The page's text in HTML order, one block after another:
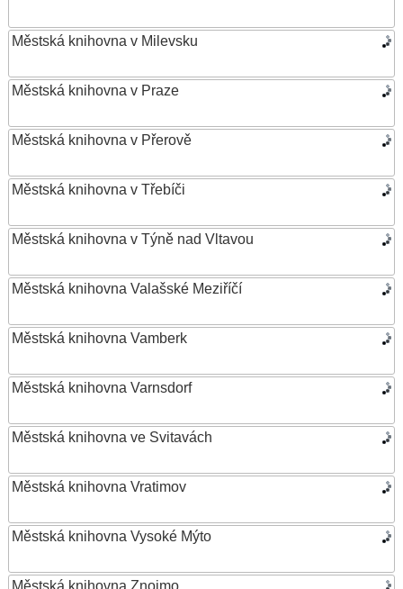
Městská knihovna v Milevsku
Městská knihovna v Praze
Městská knihovna v Přerově
Městská knihovna v Třebíči
Městská knihovna v Týně nad Vltavou
Městská knihovna Valašské Meziříčí
Městská knihovna Vamberk
Městská knihovna Varnsdorf
Městská knihovna ve Svitavách
Městská knihovna Vratimov
Městská knihovna Vysoké Mýto
Městská knihovna Znojmo